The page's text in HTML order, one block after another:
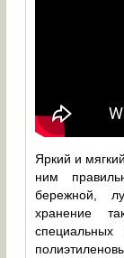
Яркий и
ним
бережной,
хранение
специальных